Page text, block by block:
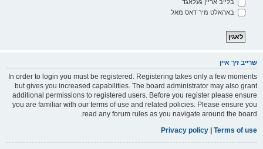
בלייב אריין געלאגד
באהאלט מיר דאס מאל
שרייב זיך איין
In order to login you must be registered. Registering takes only a few moments
but gives you increased capabilities. The board administrator may also grant
additional permissions to registered users. Before you register please ensure
you are familiar with our terms of use and related policies. Please ensure you
read any forum rules as you navigate around the board.
Terms of use
|
Privacy policy